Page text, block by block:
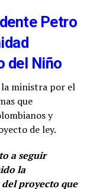
Petro
del Niño
la ministra por el
que
y
de ley.
a seguir
la
proyecto que